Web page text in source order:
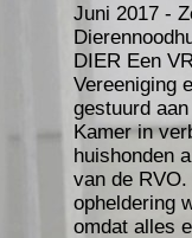
Juni 2017 -
DIER Een
Vereeniging
gestuurd
Kamer in
huishonden
van de
opheldering
omdat alles